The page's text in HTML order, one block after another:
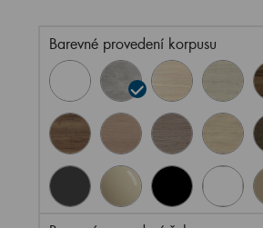
Barevné provedení korpusu